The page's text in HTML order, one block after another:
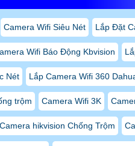
Camera Wifi Siêu Nét Lắp Đặt
Wifi Báo Động Kbvision
Nét Lắp Camera Wifi 360
trộm Camera Wifi 3K
hikvision Chống Trộm